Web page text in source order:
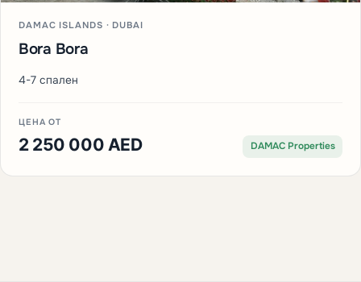
DAMAC ISLANDS · DUBAI
Bora Bora
4-7 спален
ЦЕНА ОТ
2 250 000 AED DAMAC Properties